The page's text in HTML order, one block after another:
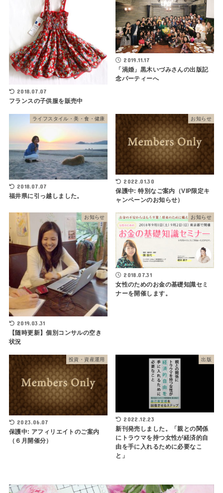
2018.07.07
フランスの子供服を販売中
2019.11.17
「渦婚」黒木いづみさんの出版記
念パーティーへ
ライフスタイル・美・食・健康
2018.07.07
福井県に引っ越しました。
お知らせ
2022.01.30
保護中: 特別なご案内（VIP限定キ
ャンペーンのお知らせ）
お知らせ
2019.03.31
【随時更新】個別コンサルの空き
状況
お知らせ
2018.07.31
女性のためのお金の基礎知識セミ
ナーを開催します。
投資・資産運用
2023.06.07
保護中: アフィリエイトのご案内
（６月開催分）
出版
2022.12.23
新刊発売しました。「親との関係
にトラウマを持つ女性が経済的自
由を手に入れるために必要なこ
と」